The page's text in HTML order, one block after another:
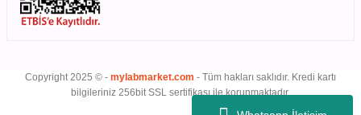
Copyright 2025 © - mylabmarket.com - Tüm hakları saklıdır. Kredi kartı
bilgileriniz 256bit SSL sertifikası ile korunmaktadır.